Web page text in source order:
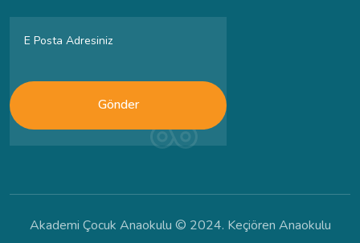
Gönder
Akademi Çocuk Anaokulu © 2024. Keçiören Anaokulu